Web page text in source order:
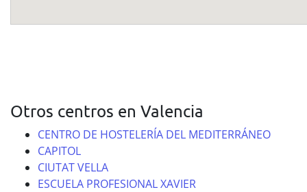
Otros centros en Valencia
CENTRO DE HOSTELERÍA DEL MEDITERRÁNEO
CAPITOL
CIUTAT VELLA
ESCUELA PROFESIONAL XAVIER